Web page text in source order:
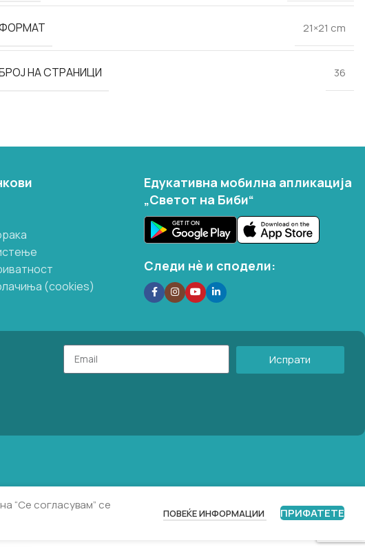
21×21 cm
НА СТРАНИЦИ 36
(cookies)
Едукативна мобилна апликација
„Светот на Биби“
Следи нѐ и сподели:
Испрати
“Се согласувам” се
ПОВЕЌЕ ИНФОРМАЦИИ ПРИФАТЕТЕ